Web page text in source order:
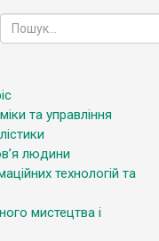
та управління
людини
технологій та
мистецтва і